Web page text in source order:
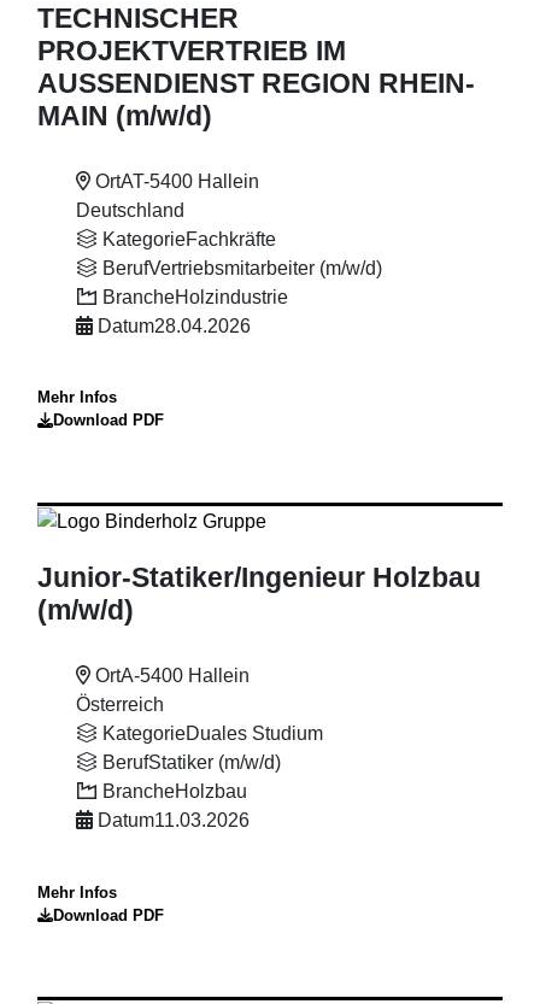
TECHNISCHER
PROJEKTVERTRIEB IM
AUSSENDIENST REGION RHEIN-
MAIN (m/w/d)
OrtAT-5400 Hallein
Deutschland
KategorieFachkräfte
BerufVertriebsmitarbeiter (m/w/d)
BrancheHolzindustrie
Datum28.04.2026
Mehr Infos
Download PDF
Junior-Statiker/Ingenieur Holzbau
(m/w/d)
OrtA-5400 Hallein
Österreich
KategorieDuales Studium
BerufStatiker (m/w/d)
BrancheHolzbau
Datum11.03.2026
Mehr Infos
Download PDF